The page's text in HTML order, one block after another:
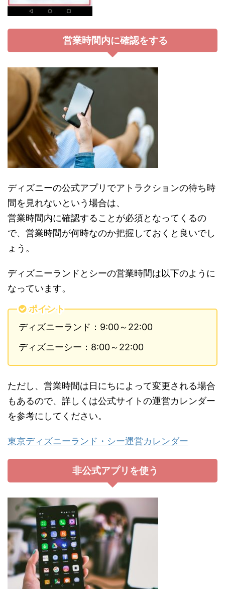
営業時間内に確認をする
ディズニーの公式アプリでアトラクションの待ち時
間を見れないという場合は、
営業時間内に確認することが必須となってくるの
で、営業時間が何時なのか把握しておくと良いでし
ょう。
ディズニーランドとシーの営業時間は以下のように
なっています。
ポイント
ディズニーランド：9:00～22:00
ディズニーシー：8:00～22:00
ただし、営業時間は日にちによって変更される場合
もあるので、詳しくは公式サイトの運営カレンダー
を参考にしてください。
東京ディズニーランド・シー運営カレンダー
非公式アプリを使う